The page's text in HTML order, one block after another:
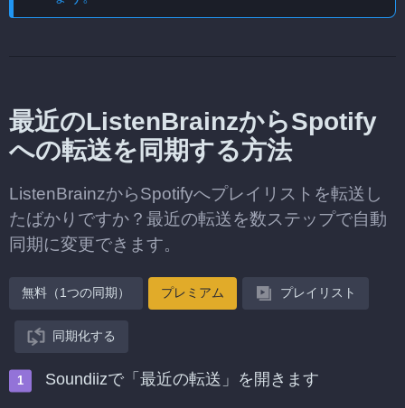
最近のListenBrainzからSpotify
への転送を同期する方法
ListenBrainzからSpotifyへプレイリストを転送し
たばかりですか？最近の転送を数ステップで自動
同期に変更できます。
無料（1つの同期） プレミアム プレイリスト
同期化する
Soundiizで「最近の転送」を開きます